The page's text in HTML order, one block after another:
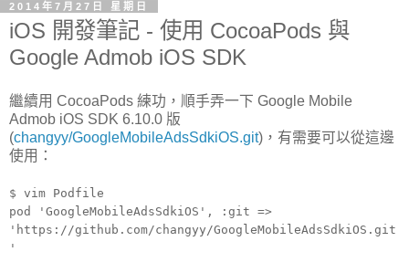
2014年7月27日 星期日
iOS 開發筆記 - 使用 CocoaPods 與
Google Admob iOS SDK
繼續用 CocoaPods 練功，順手弄一下 Google Mobile
Admob iOS SDK 6.10.0 版
(changyy/GoogleMobileAdsSdkiOS.git)，有需要可以從這邊
使用：
$ vim Podfile
pod 'GoogleMobileAdsSdkiOS', :git =>
'https://github.com/changyy/GoogleMobileAdsSdkiOS.git
'